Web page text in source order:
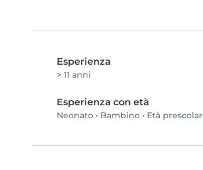
Esperienza
> 11 anni
Esperienza con età
Neonato • Bambino • Età